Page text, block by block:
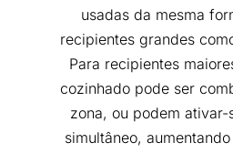
usadas da mesma
recipientes grandes
Para recipientes
cozinhado pode ser
zona, ou podem ativar-
simultâneo,